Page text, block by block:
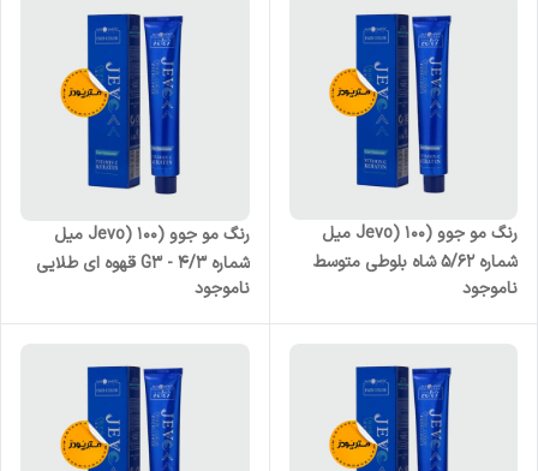
رنگ مو جوو (Jevo) 100 میل
شماره 5/62 شاه بلوطی متوسط
ناموجود
رنگ مو جوو (Jevo) 100 میل
شماره G3 - 4/3 قهوه ای طلایی
متوسط
ناموجود